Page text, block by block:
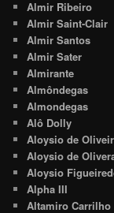
Almir Ribeiro
Almir Saint-Clair
Almir Santos
Almir Sater
Almirante
Almôndegas
Almondegas
Alô Dolly
Aloysio de
Aloysio de
Aloysio
Alpha III
Altamiro Carrilho